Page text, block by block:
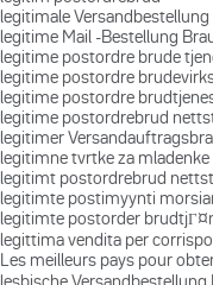
legitimale
legitime Mail -Bestellung
legitime postordre brude
legitime postordre
legitime postordre
legitime postordrebrud
legitimer
legitimne tvrtke za mladenke
legitimt postordrebrud
legitimte postimyynti
legitimte postorder
legittima vendita per
Les meilleurs pays pour
lesbische Versandbestellung